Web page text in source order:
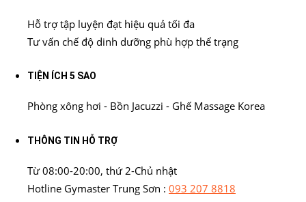
Hỗ trợ tập luyện đạt hiệu quả tối đa
Tư vấn chế độ dinh dưỡng phù hợp thể trạng
TIỆN ÍCH 5 SAO
Phòng xông hơi - Bồn Jacuzzi - Ghế Massage Korea
THÔNG TIN HỖ TRỢ
Từ 08:00-20:00, thứ 2-Chủ nhật
Hotline Gymaster Trung Sơn : 093 207 8818